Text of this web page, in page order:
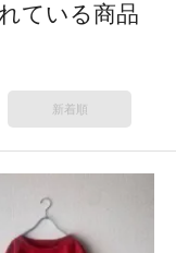
ている商品
新着順